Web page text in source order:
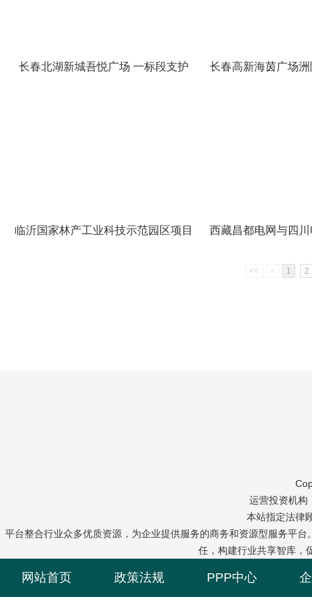
长春北湖新城吾悦广场 一标段支护 长春高新海茵广场
临沂国家林产工业科技示范园区项目 西藏昌都电网与四
<< < 1 2
运营投资机构
本站指定法律
平台整合行业众多优质资源，为企业提供服务的商务和资源型服务平
任，构建行业共享智库，
网站首页 政策法规 PPP中心